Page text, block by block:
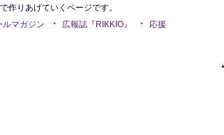
作りあげていくページです。
ルマガジン 広報誌『RIKKIO』 応援